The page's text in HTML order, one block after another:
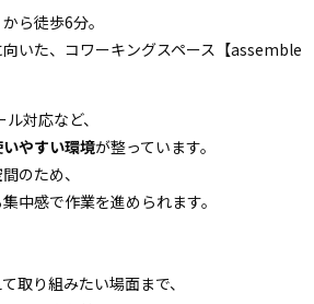
ら徒歩6分。
いた、コワーキングスペース【assemble
対応など、
やすい環境が整っています。
のため、
中感で作業を進められます。
取り組みたい場面まで、